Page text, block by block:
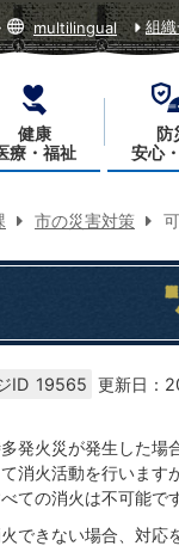
multilingual 組
健康
療・福祉
防
安心
市の災害対策
ID 19565 更新日：
発火災が発生した場
消火活動を行います
ての消火は不可能です
できない場合、対応